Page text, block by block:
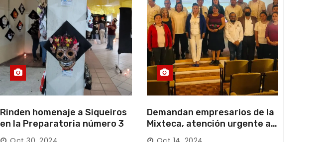
Rinden homenaje a Siqueiros
en la Preparatoria número 3
Demandan empresarios de la
Mixteca, atención urgente a
las carreteras locales y